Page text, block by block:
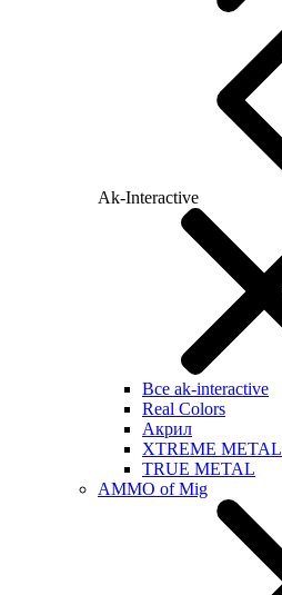
Ak-Interactive
Все ak-interactive
Real Colors
Акрил
XTREME METAL
TRUE METAL
AMMO of Mig